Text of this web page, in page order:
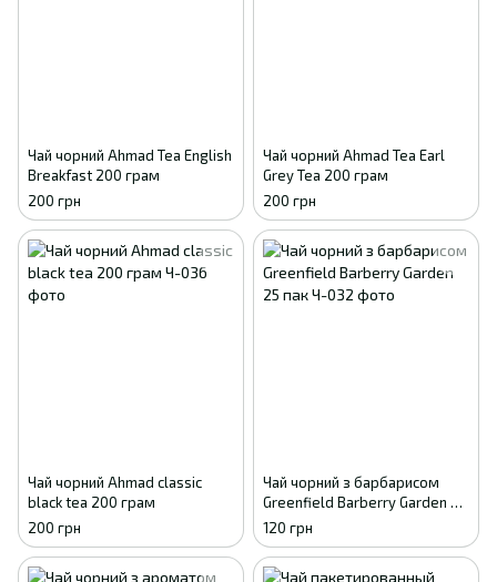
Чай чорний Ahmad Tea English
Breakfast 200 грам
200 грн
Чай чорний Ahmad Tea Earl
Grey Tea 200 грам
200 грн
Чай чорний Ahmad classic
black tea 200 грам
200 грн
Чай чорний з барбарисом
Greenfield Barberry Garden 25
пак
120 грн